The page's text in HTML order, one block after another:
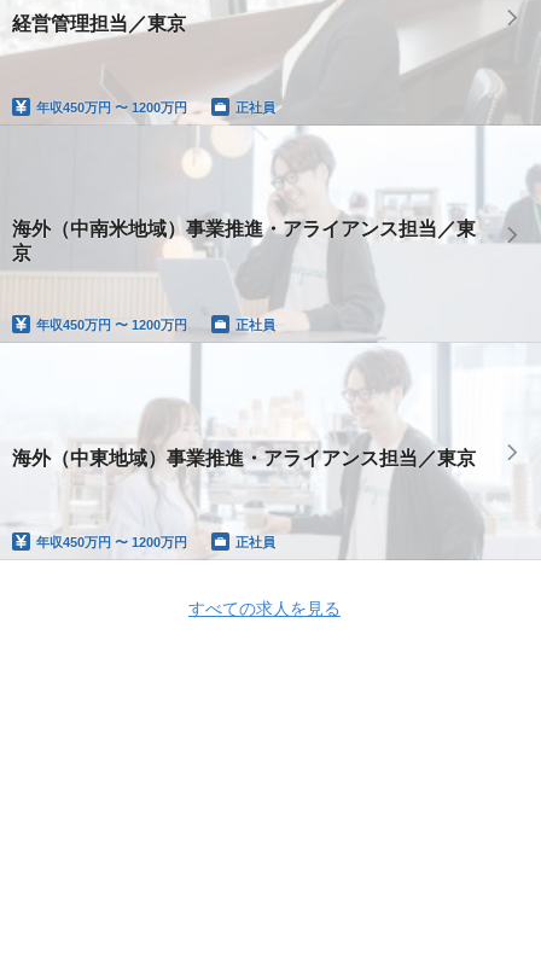
経営管理担当／東京
年収450万円 〜 1200万円 正社員
海外（中南米地域）事業推進・アライアンス担当／東
京
年収450万円 〜 1200万円 正社員
海外（中東地域）事業推進・アライアンス担当／東京
年収450万円 〜 1200万円 正社員
すべての求人を見る